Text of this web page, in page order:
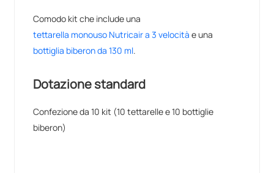
Comodo kit che include una
tettarella monouso Nutricair a 3 velocità e una
bottiglia biberon da 130 ml.
Dotazione standard
Confezione da 10 kit (10 tettarelle e 10 bottiglie
biberon)